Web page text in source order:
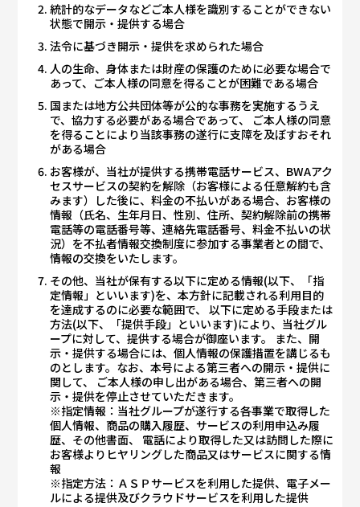
統計的なデータなどご本人様を識別することができない
状態で開示・提供する場合
法令に基づき開示・提供を求められた場合
人の生命、身体または財産の保護のために必要な場合で
あって、ご本人様の同意を得ることが困難である場合
国または地方公共団体等が公的な事務を実施するうえ
で、協力する必要がある場合であって、 ご本人様の同意
を得ることにより当該事務の遂行に支障を及ぼすおそれ
がある場合
お客様が、当社が提供する携帯電話サービス、BWAアク
セスサービスの契約を解除（お客様による任意解約も含
みます）した後に、料金の不払いがある場合、お客様の
情報（氏名、生年月日、性別、住所、契約解除前の携帯
電話等の電話番号等、連絡先電話番号、料金不払いの状
況）を不払者情報交換制度に参加する事業者との間で、
情報の交換をいたします。
その他、当社が保有する以下に定める情報(以下、「指
定情報」といいます)を、本方針に記載される利用目的
を達成するのに必要な範囲で、 以下に定める手段または
方法(以下、「提供手段」といいます)により、当社グル
ープに対して、提供する場合が御座います。 また、開
示・提供する場合には、個人情報の保護措置を講じるも
のとします。なお、本号による第三者への開示・提供に
関して、 ご本人様の申し出がある場合、第三者への開
示・提供を停止させていただきます。
※指定情報：当社グループが遂行する各事業で取得した
個人情報、商品の購入履歴、サービスの利用申込み履
歴、その他書面、 電話により取得した又は訪問した際に
お客様よりヒヤリングした商品又はサービスに関する情
報
※指定方法：ＡＳＰサービスを利用した提供、電子メー
ルによる提供及びクラウドサービスを利用した提供